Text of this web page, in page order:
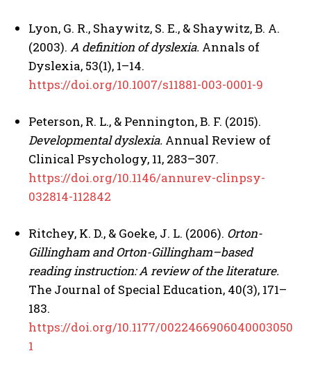
Lyon, G. R., Shaywitz, S. E., & Shaywitz, B. A.
(2003). A definition of dyslexia. Annals of
Dyslexia, 53(1), 1–14.
https://doi.org/10.1007/s11881-003-0001-9
Peterson, R. L., & Pennington, B. F. (2015).
Developmental dyslexia. Annual Review of
Clinical Psychology, 11, 283–307.
https://doi.org/10.1146/annurev-clinpsy-
032814-112842
Ritchey, K. D., & Goeke, J. L. (2006). Orton-
Gillingham and Orton-Gillingham–based
reading instruction: A review of the literature.
The Journal of Special Education, 40(3), 171–
183.
https://doi.org/10.1177/0022466906040003050
1